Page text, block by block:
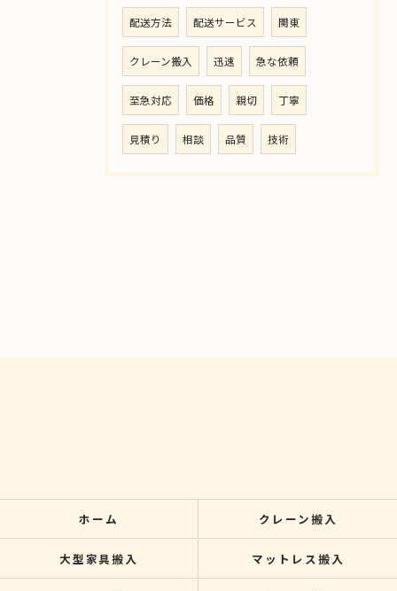
配送方法 配送サービス 関東
クレーン搬入 迅速 急な依頼
至急対応 価格 親切 丁寧
見積り 相談 品質 技術
ホーム クレーン搬入
大型家具搬入 マットレス搬入